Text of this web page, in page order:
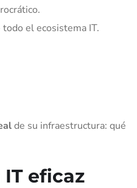
todo el ecosistema IT.
de su infraestructura: qué
eficaz